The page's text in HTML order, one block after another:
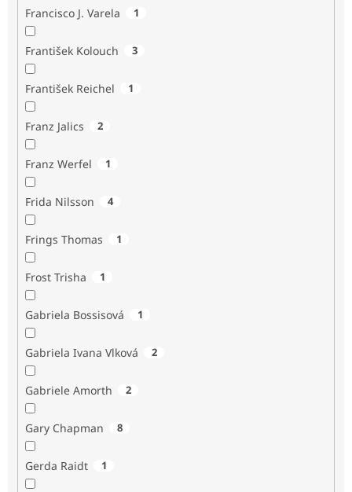
Francisco J. Varela 1
František Kolouch 3
František Reichel 1
Franz Jalics 2
Franz Werfel 1
Frida Nilsson 4
Frings Thomas 1
Frost Trisha 1
Gabriela Bossisová 1
Gabriela Ivana Vlková 2
Gabriele Amorth 2
Gary Chapman 8
Gerda Raidt 1